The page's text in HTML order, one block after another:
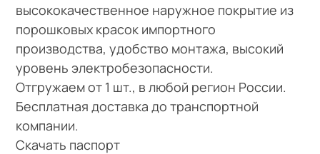
высококачественное наружное покрытие из
порошковых красок импортного
производства, удобство монтажа, высокий
уровень электробезопасности.
Отгружаем от 1 шт., в любой регион России.
Бесплатная доставка до транспортной
компании.
Скачать паспорт